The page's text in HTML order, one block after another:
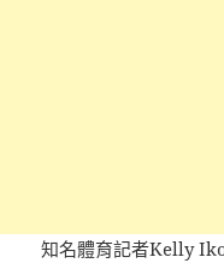
知名體育記者Kelly